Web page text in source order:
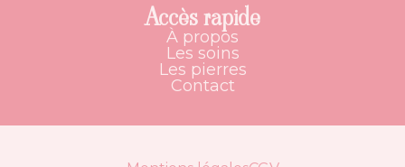
Accès rapide
À propos
Les soins
Les pierres
Contact